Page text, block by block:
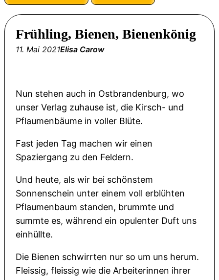
Frühling, Bienen, Bienenkönig
11. Mai 2021Elisa Carow
Nun stehen auch in Ostbrandenburg, wo
unser Verlag zuhause ist, die Kirsch- und
Pflaumenbäume in voller Blüte.
Fast jeden Tag machen wir einen
Spaziergang zu den Feldern.
Und heute, als wir bei schönstem
Sonnenschein unter einem voll erblühten
Pflaumenbaum standen, brummte und
summte es, während ein opulenter Duft uns
einhüllte.
Die Bienen schwirrten nur so um uns herum.
Fleissig, fleissig wie die Arbeiterinnen ihrer